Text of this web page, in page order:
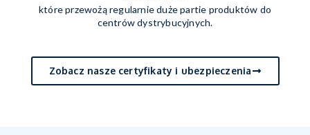
które przewożą regularnie duże partie produktów do
centrów dystrybucyjnych.
Zobacz nasze certyfikaty i ubezpieczenia